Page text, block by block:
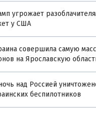
угрожает
у США
совершила самую
на Ярославскую
над Россией
беспилотников